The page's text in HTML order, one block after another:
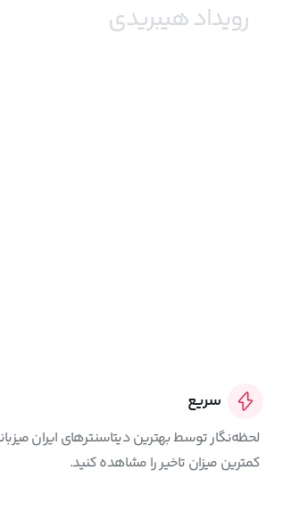
وبینارها و جلسات کاری خود را
رویداد هیبریدی
سریع
لحظه‌نگار توسط بهترین دیتاسنترهای ایران
کمترین میزان تاخیر را مشاهده کنید.